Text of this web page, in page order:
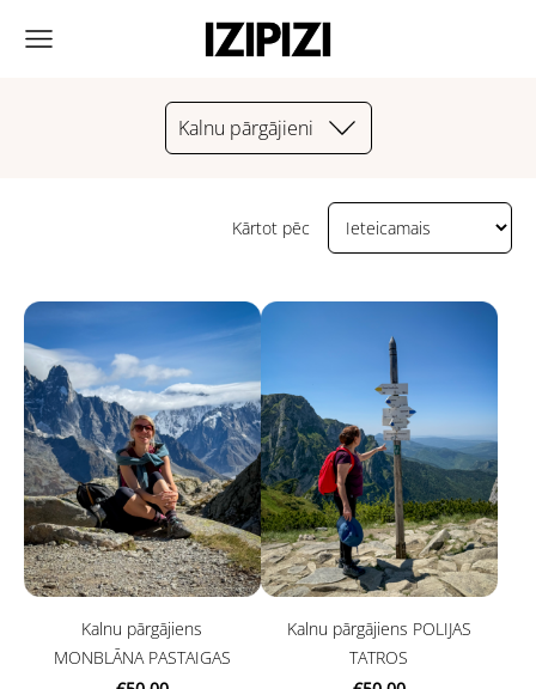
Kalnu pārgājieni
Kārtot pēc
Kalnu pārgājiens
MONBLĀNA PASTAIGAS
Kalnu pārgājiens POLIJAS
TATROS